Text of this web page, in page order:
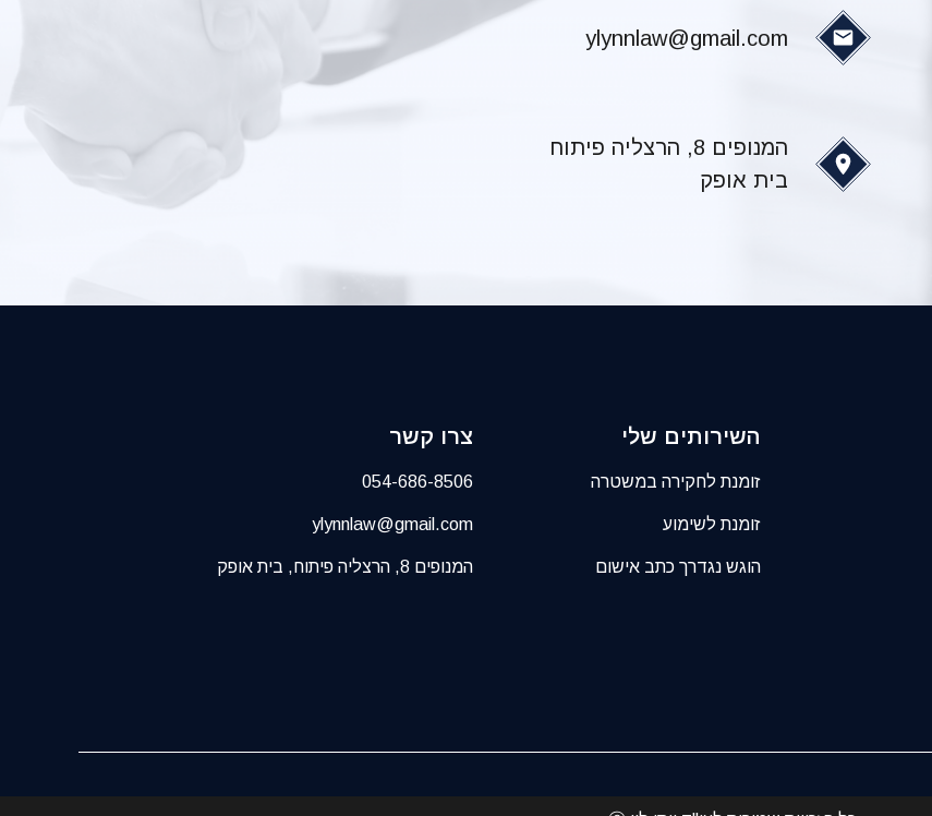
ylynnlaw@gmail.com
המנופים 8, הרצליה פיתוח
בית אופק
השירותים שלי
זומנת לחקירה במשטרה
זומנת לשימוע
הוגש נגדרך כתב אישום
צרו קשר
054-686-8506
ylynnlaw@gmail.com
המנופים 8, הרצליה פיתוח, בית אופק